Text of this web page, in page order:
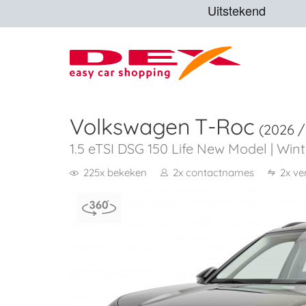
Volkswagen T-Roc (2026
1.5 eTSI DSG 150 Life New Model |
225x bekeken 2x contactnames 2x